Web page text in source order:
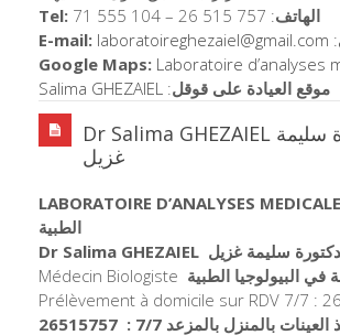
Tel: 71 555 104 – 26 515 757 :الهاتف
E-mail: laboratoireghezaiel@gmail.com :
Google Maps: Laboratoire d’analyses
Salima GHEZAIEL :موقع العيادة على قوقل
Dr Salima GHEZAIEL الدكتورة سليمة
غزيل
LABORATOIRE D’ANALYSES
Dr Salima GHEZAIEL سليمة غزيل
Médecin Biologiste البيولوجيا الطبية
Prélèvement à domicile sur RDV 7/7 :